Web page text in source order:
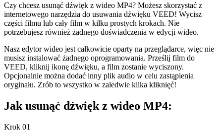
Czy chcesz usunąć dźwięk z wideo MP4? Możesz skorzystać z
internetowego narzędzia do usuwania dźwięku VEED! Wycisz
części filmu lub cały film w kilku prostych krokach. Nie
potrzebujesz również żadnego doświadczenia w edycji wideo.
Nasz edytor wideo jest całkowicie oparty na przeglądarce, więc nie
musisz instalować żadnego oprogramowania. Prześlij film do
VEED, kliknij ikonę dźwięku, a film zostanie wyciszony.
Opcjonalnie można dodać inny plik audio w celu zastąpienia
oryginału. Zrób to wszystko w zaledwie kilka kliknięć!
Jak usunąć dźwięk z wideo MP4:
Krok 01